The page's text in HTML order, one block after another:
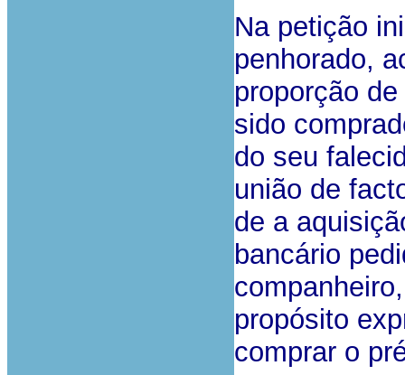
Na petição
penhorado,
proporção
sido
do seu
união de
de a
bancário
propósito
comprar o